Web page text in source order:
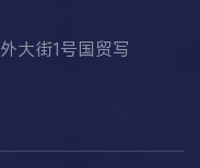
大街1号国贸写